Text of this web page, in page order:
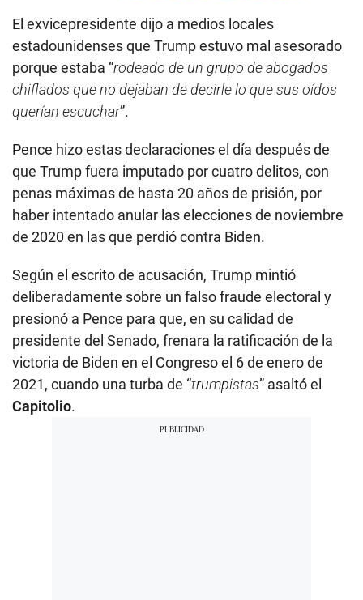
El exvicepresidente dijo a medios locales
estadounidenses que Trump estuvo mal asesorado
porque estaba “rodeado de un grupo de abogados
chiflados que no dejaban de decirle lo que sus oídos
querían escuchar”.
Pence hizo estas declaraciones el día después de
que Trump fuera imputado por cuatro delitos, con
penas máximas de hasta 20 años de prisión, por
haber intentado anular las elecciones de noviembre
de 2020 en las que perdió contra Biden.
Según el escrito de acusación, Trump mintió
deliberadamente sobre un falso fraude electoral y
presionó a Pence para que, en su calidad de
presidente del Senado, frenara la ratificación de la
victoria de Biden en el Congreso el 6 de enero de
2021, cuando una turba de “trumpistas” asaltó el
Capitolio.